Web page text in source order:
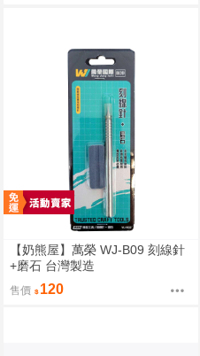
【奶熊屋】萬榮 WJ-B09 刻線針
+磨石 台灣製造
售價 120